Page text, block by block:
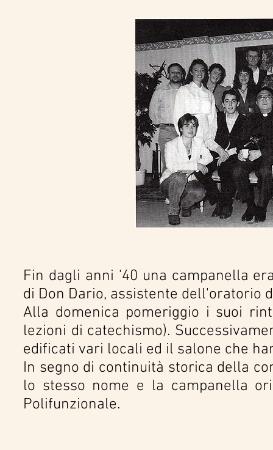
Fin dagli anni '40 una campanella
di Don Dario, assistente dell'oratorio
Alla domenica pomeriggio i suoi
lezioni di catechismo).
edificati vari locali ed il salone che
In segno di continuità storica della
lo stesso nome e la campanella
Polifunzionale.